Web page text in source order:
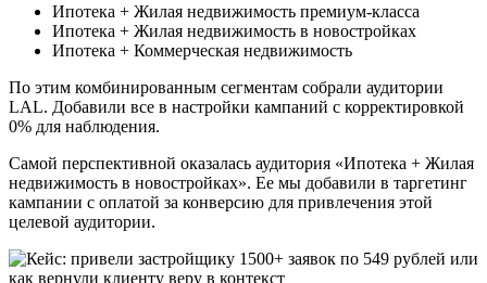
Ипотека + Жилая недвижимость премиум-класса
Ипотека + Жилая недвижимость в новостройках
Ипотека + Коммерческая недвижимость
По этим комбинированным сегментам собрали аудитории
LAL. Добавили все в настройки кампаний с корректировкой
0% для наблюдения.
Самой перспективной оказалась аудитория «Ипотека + Жилая
недвижимость в новостройках». Ее мы добавили в таргетинг
кампании с оплатой за конверсию для привлечения этой
целевой аудитории.